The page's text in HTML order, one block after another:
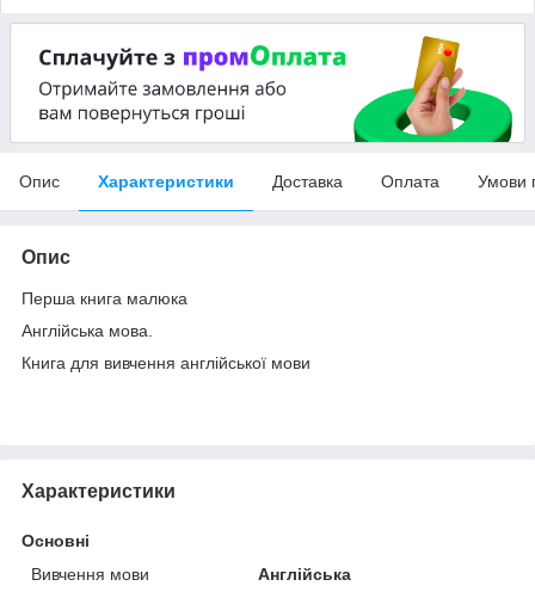
Опис Характеристики Доставка Оплата Умови
Опис
Перша книга малюка
Англійська мова.
Книга для вивчення англійської мови
Характеристики
Основні
Вивчення мови
Англійська